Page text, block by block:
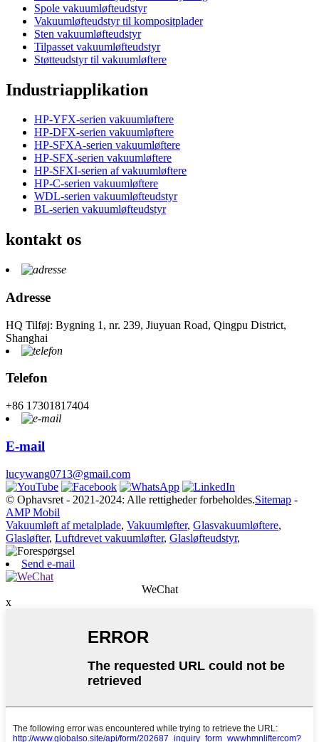
Spole vakuumløfteudstyr
Vakuumløfteudstyr til kompositplader
Sten vakuumløfteudstyr
Tilpasset vakuumløfteudstyr
Støtteudstyr til vakuumløftere
Industriapplikation
HP-YFX-serien vakuumløftere
HP-DFX-serien vakuumløftere
HP-SFXA-serien vakuumløftere
HP-SFX-serien vakuumløftere
HP-SFXI-serien af ​​vakuumløftere
HP-C-serien vakuumløftere
WDL-serien vakuumløfteudstyr
BL-serien vakuumløfteudstyr
kontakt os
Adresse
HQ Tilføj: Bygning 1, nr. 239, Jiuyuan Road, Qingpu District,
Shanghai
Telefon
+86 17301817404
E-mail
lucywang0713@gmail.com
© Ophavsret - 2021-2024: Alle rettigheder forbeholdes.Sitemap -
AMP Mobil
Vakuumløft af metalplade, Vakuumløfter, Glasvakuumløftere,
Glasløfter, Luftdrevet vakuumløfter, Glasløfteudstyr,
Send e-mail
WeChat
x